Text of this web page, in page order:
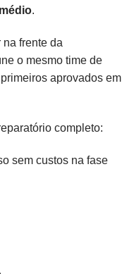
.
frente da
o mesmo time de
aprovados em
completo:
sem custos na fase